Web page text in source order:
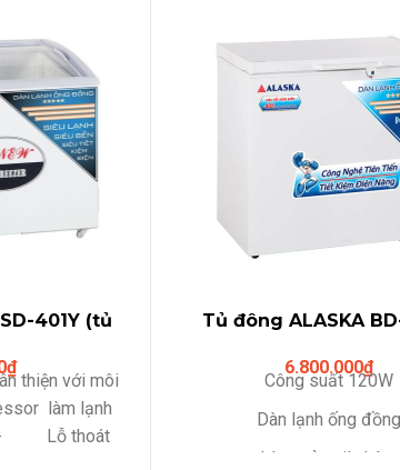
401Y (tủ
₫
thiện với môi
làm lạnh
Lỗ thoát
Tủ đông ALASKA
6.800.000₫
Công suất 120W
Dàn lạnh ống đồng
Lòng tủ coil nhôm